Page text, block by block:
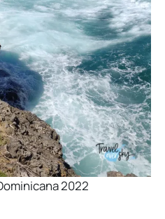
2022